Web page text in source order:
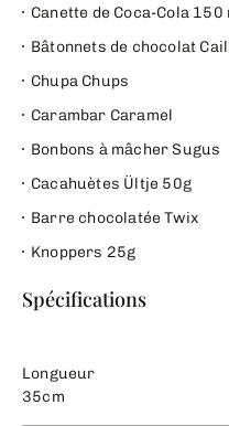
Canette de Coca-Cola 150
Bâtonnets de chocolat
Chupa Chups
Carambar Caramel
Bonbons à mâcher Sugus
Cacahuètes Ültje 50g
Barre chocolatée Twix
Knoppers 25g
Spécifications
Longueur
35cm